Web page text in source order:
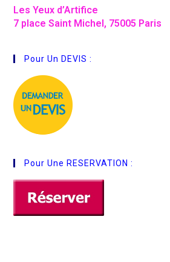
Les Yeux d’Artifice
7 place Saint Michel, 75005 Paris
Pour Un DEVIS :
Pour Une RESERVATION :